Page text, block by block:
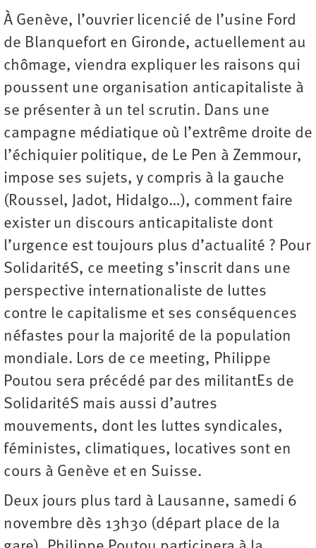
À Genève, l’ouvrier licencié de l’usine Ford
de Blanquefort en Gironde, actuellement au
chômage, viendra expliquer les raisons qui
poussent une organisation anticapitaliste à
se présenter à un tel scrutin. Dans une
campagne médiatique où l’extrême droite de
l’échiquier politique, de Le Pen à Zemmour,
impose ses sujets, y compris à la gauche
(Roussel, Jadot, Hidalgo…), comment faire
exister un discours anticapitaliste dont
l’urgence est toujours plus d’actualité ? Pour
SolidaritéS, ce meeting s’inscrit dans une
perspective internationaliste de luttes
contre le capitalisme et ses conséquences
néfastes pour la majorité de la population
mondiale. Lors de ce meeting, Philippe
Poutou sera précédé par des militantEs de
SolidaritéS mais aussi d’autres
mouvements, dont les luttes syndicales,
féministes, climatiques, locatives sont en
cours à Genève et en Suisse.
Deux jours plus tard à Lausanne, samedi 6
novembre dès 13h30 (départ place de la